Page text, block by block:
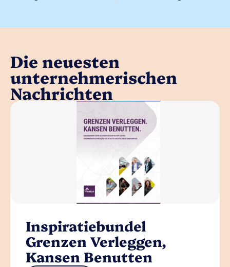
Die neuesten
unternehmerischen
Nachrichten
Inspiratiebundel
Grenzen Verleggen,
Kansen Benutten